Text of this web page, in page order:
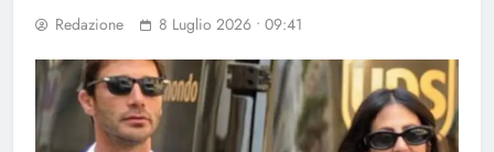
Redazione 8 Luglio 2026 • 09:41